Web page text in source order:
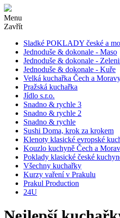
Menu
Zavřít
Sladké POKLADY české a
Jednoduše & dokonale - Maso
Jednoduše & dokonale -
Jednoduše & dokonale - Kuře
Velká kuchařka Čech a
Pražská kuchařka
Jídlo s.r.o.
Snadno & rychle 3
Snadno & rychle 2
Snadno & rychle
Sushi Doma, krok za krokem
Klenoty klasické evropské
Kouzlo kuchyně Čech a
Poklady klasické české
Všechny kuchařky
Kurzy vaření v Prakulu
Prakul Production
24U